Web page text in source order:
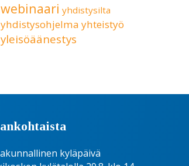
webinaari yhdistysilta
yhdistysohjelma yhteistyö
yleisöäänestys
kyläpäivä